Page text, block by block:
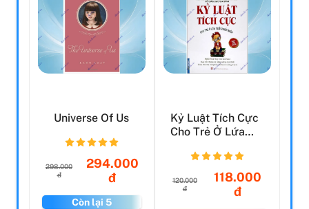
Universe Of Us
298.000
đ
294.000
đ
Còn lại 5
Kỷ Luật Tích Cực
Cho Trẻ Ở Lứa
120.000
đ
118.000
đ